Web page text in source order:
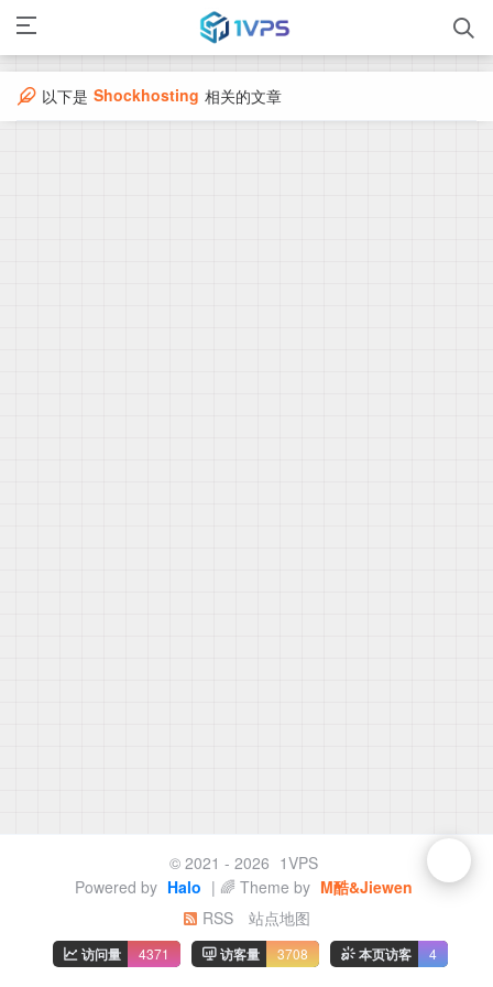
以下是 Shockhosting 相关的文章
© 2021 - 2026 1VPS
Powered by Halo | 🌈 Theme by M酷&Jiewen
RSS
站点地图
访问量 4371 访客量 3708 本页访客 4